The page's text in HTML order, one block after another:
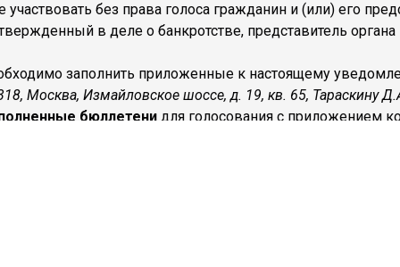
без права голоса гражданин и (или) его
в деле о банкротстве, представитель
заполнить приложенные к настоящему
Москва, Измайловское шоссе, д. 19, кв. 65, Тараскину
бюллетени для голосования с приложением